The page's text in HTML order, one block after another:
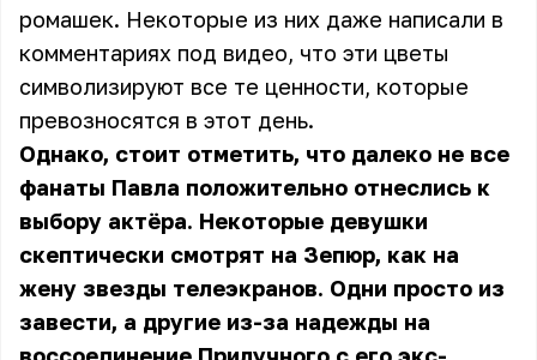
ромашек. Некоторые из них даже написали в
комментариях под видео, что эти цветы
символизируют все те ценности, которые
превозносятся в этот день.
Однако, стоит отметить, что далеко не все
фанаты Павла положительно отнеслись к
выбору актёра. Некоторые девушки
скептически смотрят на Зепюр, как на
жену звезды телеэкранов. Одни просто из
завести, а другие из-за надежды на